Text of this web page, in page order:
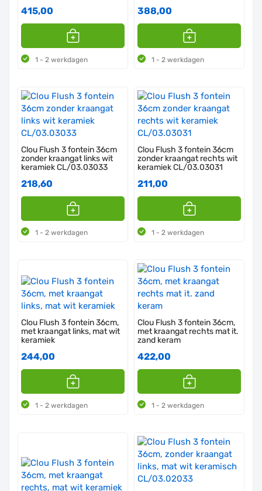
415,00
1 - 2 werkdagen
388,00
1 - 2 werkdagen
Clou Flush 3 fontein 36cm
zonder kraangat links wit
keramiek CL/03.03033
218,60
1 - 2 werkdagen
Clou Flush 3 fontein 36cm
zonder kraangat rechts wit
keramiek CL/03.03031
211,00
1 - 2 werkdagen
Clou Flush 3 fontein 36cm,
met kraangat links, mat wit
keramiek
244,00
1 - 2 werkdagen
Clou Flush 3 fontein 36cm,
met kraangat rechts mat it.
zand keram
422,00
1 - 2 werkdagen